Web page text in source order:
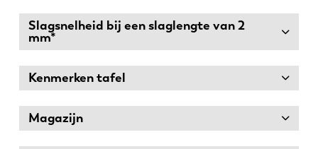
Slagsnelheid bij een slaglengte van 2
mm*
Kenmerken tafel
Magazijn